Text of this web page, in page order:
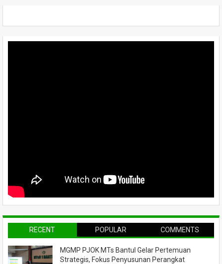
RECENT POPULAR COMMENTS
MGMP PJOK MTs Bantul Gelar Pertemuan
Strategis, Fokus Penyusunan Perangkat